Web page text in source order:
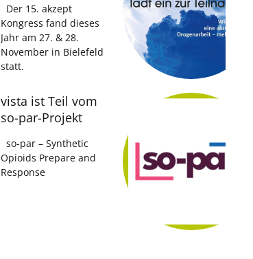
Der 15. akzept
Kongress fand dieses
Jahr am 27. & 28.
November in Bielefeld
statt.
vista ist Teil vom
so-par-Projekt
so-par – Synthetic
Opioids Prepare and
Response